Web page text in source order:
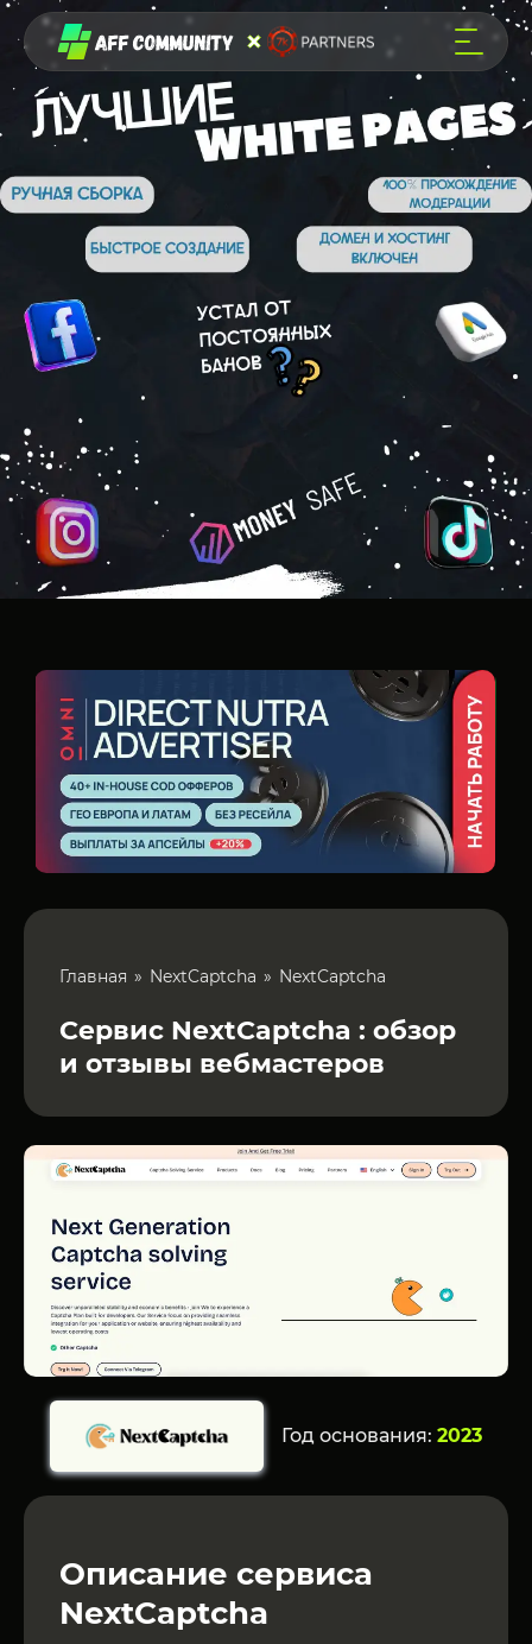
Главная NextCaptcha NextCaptcha
Сервис NextCaptcha : обзор
и отзывы вебмастеров
Год основания: 2023
Описание сервиса
NextCaptcha